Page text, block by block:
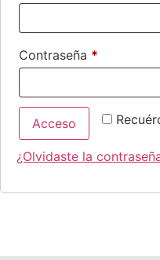
Contraseña *
Acceso
¿Olvidaste la